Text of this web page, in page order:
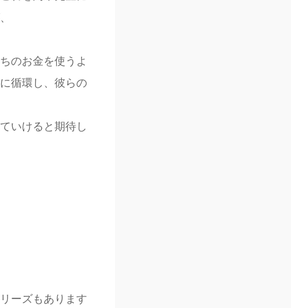
のお金を使うよ
循環し、彼らの
いけると期待し
ーズもあります